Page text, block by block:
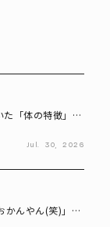
「体の特徴」と
Jul. 30, 2026
かんやん(笑)」と